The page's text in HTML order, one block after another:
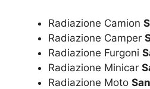
Radiazione Camion
Radiazione Camper
Radiazione Furgoni
Radiazione Minicar
Radiazione Moto